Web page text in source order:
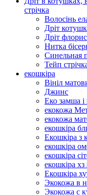
стрічка
Волосінь
Дріт
Дріт
Нитка
Синельная
Тейп
екошкіра
Вініл
Джинс
Еко замша
екокожа
екокожа
екошкіра
Екошкіра з
екошкіра
екошкіра
екошкіра
Екошкіра
Экокожа в
Экокожа с